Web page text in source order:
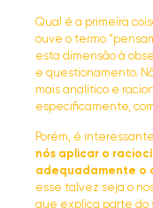
Qual é a primeira
ouve o termo
esta dimensão à
e questionamento.
mais analítico e
especificamente,
Porém, é
nós aplicar o
adequadamente o
esse talvez seja o
que explica parte do